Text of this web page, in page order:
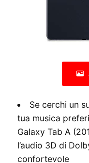
Se cerchi un
tua musica
Galaxy Tab A
l’audio 3D di
confortevole